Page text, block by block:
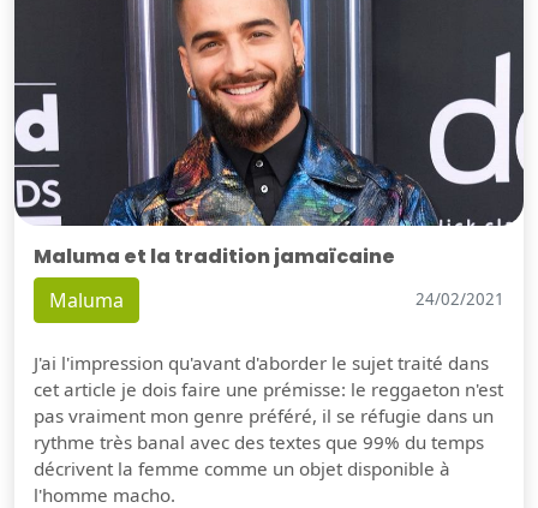
Maluma et la tradition jamaïcaine
Maluma 24/02/2021
J'ai l'impression qu'avant d'aborder le sujet traité dans
cet article je dois faire une prémisse: le reggaeton n'est
pas vraiment mon genre préféré, il se réfugie dans un
rythme très banal avec des textes que 99% du temps
décrivent la femme comme un objet disponible à
l'homme macho.